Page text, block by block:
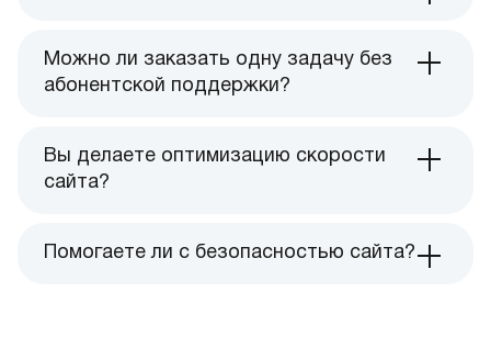
Можно ли заказать одну задачу без
абонентской поддержки?
Вы делаете оптимизацию скорости
сайта?
Помогаете ли с безопасностью сайта?